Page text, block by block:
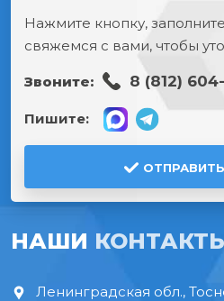
Нажмите кнопку,
свяжемся с вами, чтобы
Звоните: 8 (812)
Пишите:
НАШИ
Ленинградская обл.,